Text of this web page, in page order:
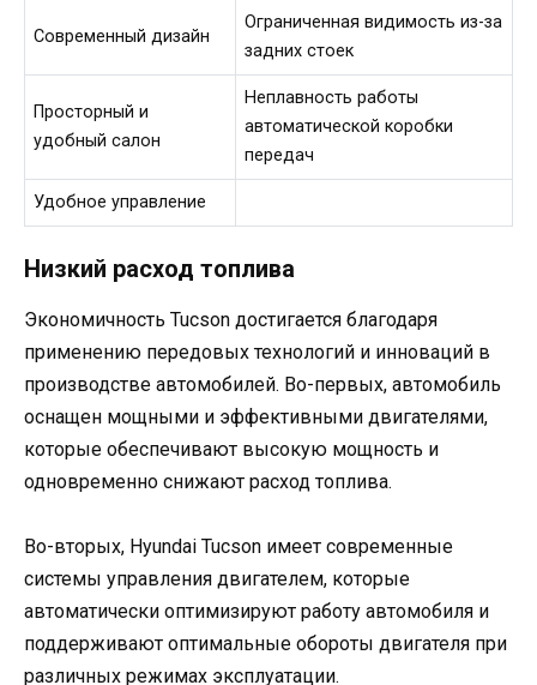
Современный дизайн
Ограниченная видимость из-за
задних стоек
Просторный и
удобный салон
Неплавность работы
автоматической коробки
передач
Удобное управление
Низкий расход топлива
Экономичность Tucson достигается благодаря
применению передовых технологий и инноваций в
производстве автомобилей. Во-первых, автомобиль
оснащен мощными и эффективными двигателями,
которые обеспечивают высокую мощность и
одновременно снижают расход топлива.
Во-вторых, Hyundai Tucson имеет современные
системы управления двигателем, которые
автоматически оптимизируют работу автомобиля и
поддерживают оптимальные обороты двигателя при
различных режимах эксплуатации.